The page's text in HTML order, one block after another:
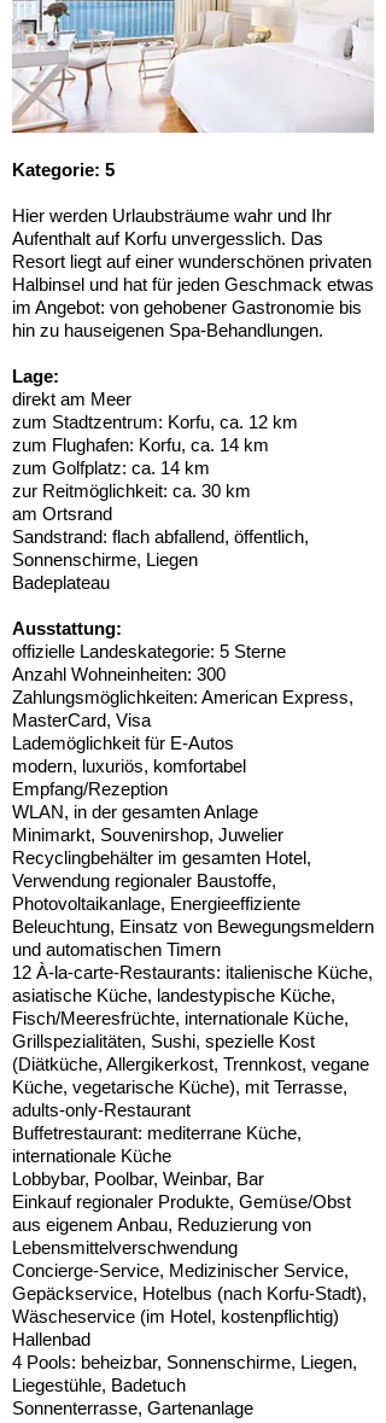
Kategorie: 5
Hier werden Urlaubsträume wahr und Ihr
Aufenthalt auf Korfu unvergesslich. Das
Resort liegt auf einer wunderschönen privaten
Halbinsel und hat für jeden Geschmack etwas
im Angebot: von gehobener Gastronomie bis
hin zu hauseigenen Spa-Behandlungen.
Lage:
direkt am Meer
zum Stadtzentrum: Korfu, ca. 12 km
zum Flughafen: Korfu, ca. 14 km
zum Golfplatz: ca. 14 km
zur Reitmöglichkeit: ca. 30 km
am Ortsrand
Sandstrand: flach abfallend, öffentlich,
Sonnenschirme, Liegen
Badeplateau
Ausstattung:
offizielle Landeskategorie: 5 Sterne
Anzahl Wohneinheiten: 300
Zahlungsmöglichkeiten: American Express,
MasterCard, Visa
Lademöglichkeit für E-Autos
modern, luxuriös, komfortabel
Empfang/Rezeption
WLAN, in der gesamten Anlage
Minimarkt, Souvenirshop, Juwelier
Recyclingbehälter im gesamten Hotel,
Verwendung regionaler Baustoffe,
Photovoltaikanlage, Energieeffiziente
Beleuchtung, Einsatz von Bewegungsmeldern
und automatischen Timern
12 À-la-carte-Restaurants: italienische Küche,
asiatische Küche, landestypische Küche,
Fisch/Meeresfrüchte, internationale Küche,
Grillspezialitäten, Sushi, spezielle Kost
(Diätküche, Allergikerkost, Trennkost, vegane
Küche, vegetarische Küche), mit Terrasse,
adults-only-Restaurant
Buffetrestaurant: mediterrane Küche,
internationale Küche
Lobbybar, Poolbar, Weinbar, Bar
Einkauf regionaler Produkte, Gemüse/Obst
aus eigenem Anbau, Reduzierung von
Lebensmittelverschwendung
Concierge-Service, Medizinischer Service,
Gepäckservice, Hotelbus (nach Korfu-Stadt),
Wäscheservice (im Hotel, kostenpflichtig)
Hallenbad
4 Pools: beheizbar, Sonnenschirme, Liegen,
Liegestühle, Badetuch
Sonnenterrasse, Gartenanlage